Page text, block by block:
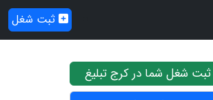
ثبت شغل
ثبت شغل شما در کرج تبلیغ